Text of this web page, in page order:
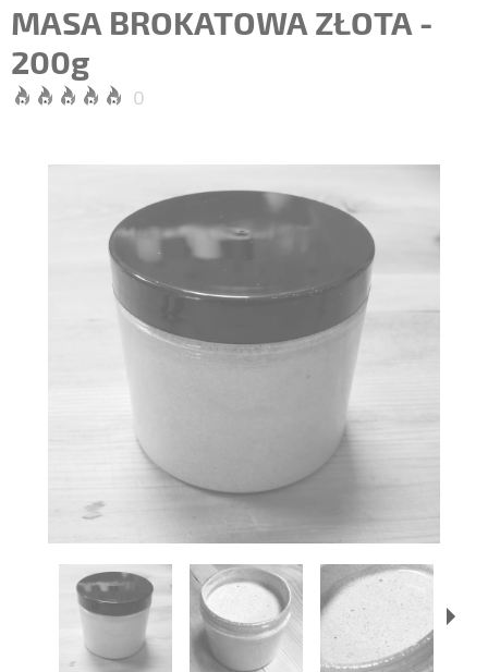
MASA BROKATOWA ZŁOTA -
200g
0